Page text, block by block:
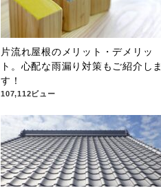
片流れ屋根のメリット・デメリッ
ト。心配な雨漏り対策もご紹介しま
す！
107,112ビュー